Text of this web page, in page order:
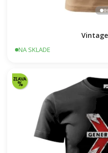
NA SKLADE